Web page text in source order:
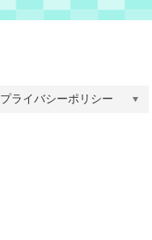
プライバシーポリシー